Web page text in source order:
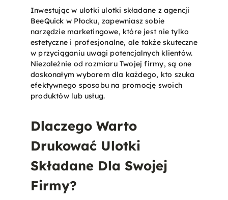
Inwestując w ulotki ulotki składane z agencji
BeeQuick w Płocku, zapewniasz sobie
narzędzie marketingowe, które jest nie tylko
estetyczne i profesjonalne, ale także skuteczne
w przyciąganiu uwagi potencjalnych klientów.
Niezależnie od rozmiaru Twojej firmy, są one
doskonałym wyborem dla każdego, kto szuka
efektywnego sposobu na promocję swoich
produktów lub usług​.
Dlaczego Warto
Drukować Ulotki
Składane Dla Swojej
Firmy?